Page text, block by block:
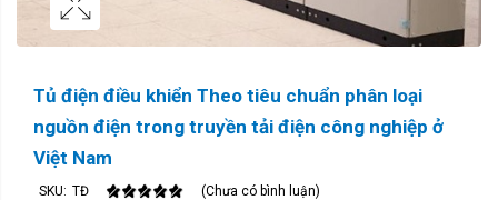
Tủ điện điều khiển Theo tiêu chuẩn phân loại
nguồn điện trong truyền tải điện công nghiệp ở
Việt Nam
SKU: TĐ (Chưa có bình luận)